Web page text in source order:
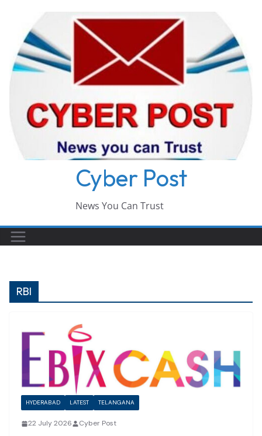
content
Cyber Post
News You Can Trust
RBI
HYDERABAD LATEST TELANGANA
22 July 2026 Cyber Post